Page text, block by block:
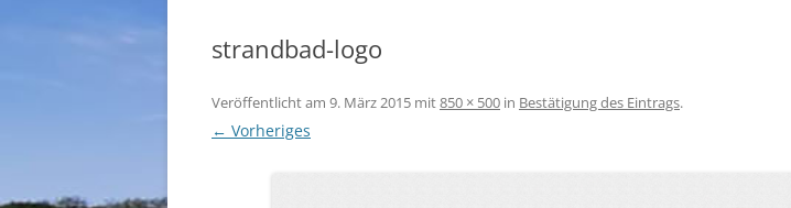
strandbad-logo
Veröffentlicht am 9. März 2015 mit850 × 500 in Bestätigung des Eintrags.
← Vorheriges